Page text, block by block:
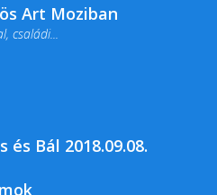
Art Moziban
családi...
Könyvtár és...
Bál 2018.09.08.